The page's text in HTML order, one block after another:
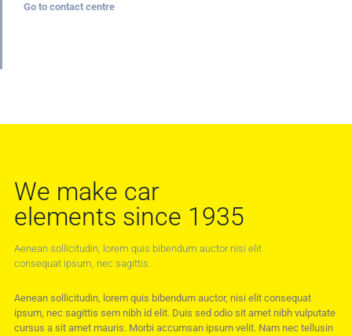
Go to contact centre
We make car
elements since 1935
Aenean sollicitudin, lorem quis bibendum auctor nisi elit
consequat ipsum, nec sagittis.
Aenean sollicitudin, lorem quis bibendum auctor, nisi elit consequat
ipsum, nec sagittis sem nibh id elit. Duis sed odio sit amet nibh vulputate
cursus a sit amet mauris. Morbi accumsan ipsum velit. Nam nec tellusin